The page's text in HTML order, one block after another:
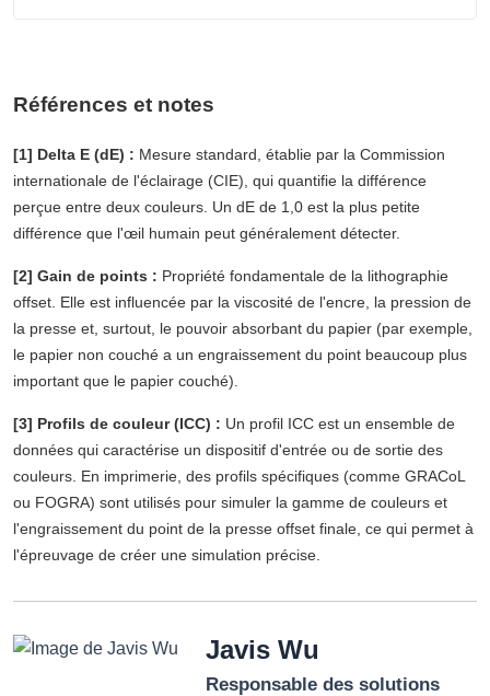
Références et notes
[1] Delta E (dE) : Mesure standard, établie par la Commission
internationale de l'éclairage (CIE), qui quantifie la différence
perçue entre deux couleurs. Un dE de 1,0 est la plus petite
différence que l'œil humain peut généralement détecter.
[2] Gain de points : Propriété fondamentale de la lithographie
offset. Elle est influencée par la viscosité de l'encre, la pression de
la presse et, surtout, le pouvoir absorbant du papier (par exemple,
le papier non couché a un engraissement du point beaucoup plus
important que le papier couché).
[3] Profils de couleur (ICC) : Un profil ICC est un ensemble de
données qui caractérise un dispositif d'entrée ou de sortie des
couleurs. En imprimerie, des profils spécifiques (comme GRACoL
ou FOGRA) sont utilisés pour simuler la gamme de couleurs et
l'engraissement du point de la presse offset finale, ce qui permet à
l'épreuvage de créer une simulation précise.
Javis Wu
Responsable des solutions